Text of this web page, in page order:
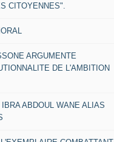
CITOYENNES".
ARGUMENTE
DE L'AMBITION
ABDOUL WANE ALIAS